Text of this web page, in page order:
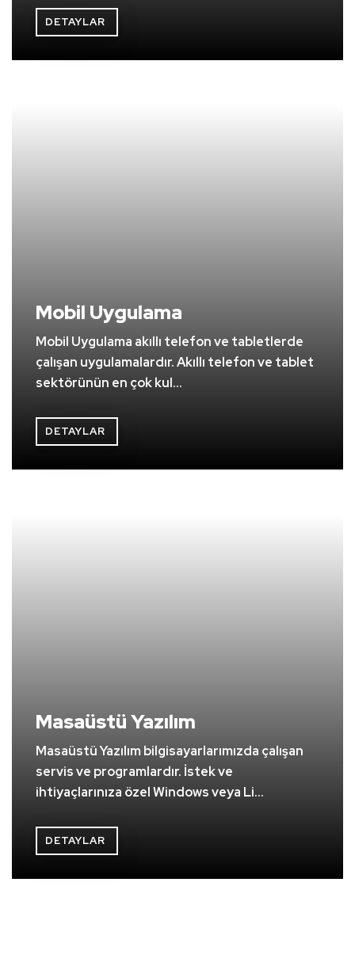
DETAYLAR
Mobil Uygulama
Mobil Uygulama akıllı telefon ve tabletlerde
çalışan uygulamalardır. Akıllı telefon ve tablet
sektörünün en çok kul...
DETAYLAR
Masaüstü Yazılım
Masaüstü Yazılım bilgisayarlarımızda çalışan
servis ve programlardır. İstek ve
ihtiyaçlarınıza özel Windows veya Li...
DETAYLAR